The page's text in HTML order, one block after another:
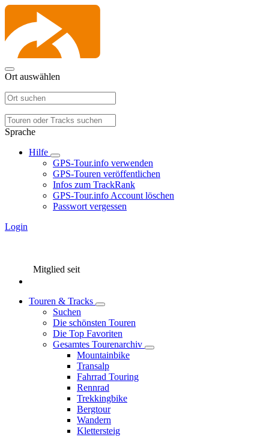
Ort auswählen
Sprache
Hilfe
GPS-Tour.info verwenden
GPS-Touren veröffentlichen
Infos zum TrackRank
GPS-Tour.info Account löschen
Passwort vergessen
Login
Mitglied seit
Touren & Tracks
Suchen
Die schönsten Touren
Die Top Favoriten
Gesamtes Tourenarchiv
Mountainbike
Transalp
Fahrrad Touring
Rennrad
Trekkingbike
Bergtour
Wandern
Klettersteig